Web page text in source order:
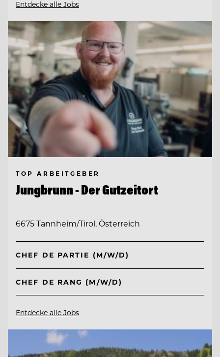
Entdecke alle Jobs
TOP ARBEITGEBER
Jungbrunn - Der Gutzeitort
6675 Tannheim/Tirol, Österreich
CHEF DE PARTIE (M/W/D)
CHEF DE RANG (M/W/D)
Entdecke alle Jobs